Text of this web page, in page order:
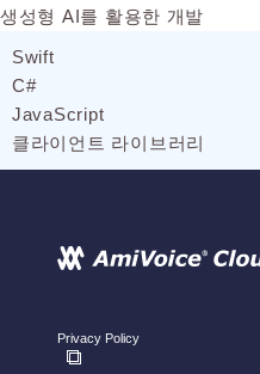
생성형 AI를 활용한 개발
Swift
C#
JavaScript
클라이언트 라이브러리
Privacy Policy